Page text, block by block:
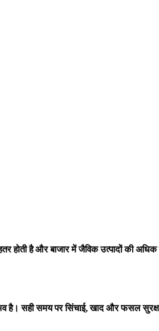
है और बाजार में जैविक उत्पादों की अधिक
है। सही समय पर सिंचाई, खाद और फसल